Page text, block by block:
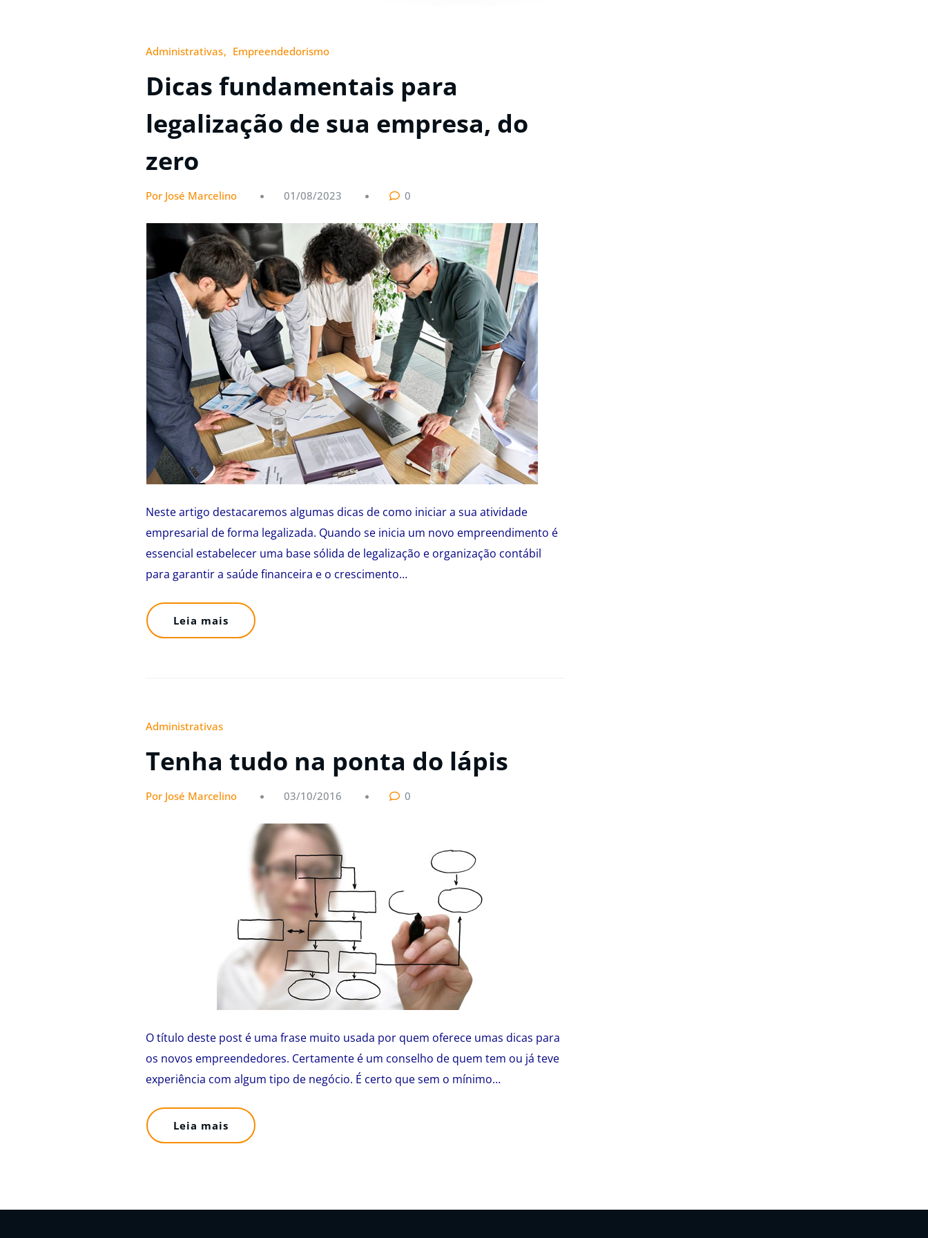
Administrativas Empreendedorismo
Dicas fundamentais para
legalização de sua empresa, do
zero
Por José Marcelino 01/08/2023 0
Neste artigo destacaremos algumas dicas de como iniciar a sua atividade
empresarial de forma legalizada. Quando se inicia um novo empreendimento é
essencial estabelecer uma base sólida de legalização e organização contábil
para garantir a saúde financeira e o crescimento…
Leia mais
Administrativas
Tenha tudo na ponta do lápis
Por José Marcelino 03/10/2016 0
O título deste post é uma frase muito usada por quem oferece umas dicas para
os novos empreendedores. Certamente é um conselho de quem tem ou já teve
experiência com algum tipo de negócio. É certo que sem o mínimo…
Leia mais